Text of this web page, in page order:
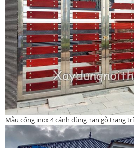
Mẫu cổng inox 4 cánh dùng nan gỗ trang trí